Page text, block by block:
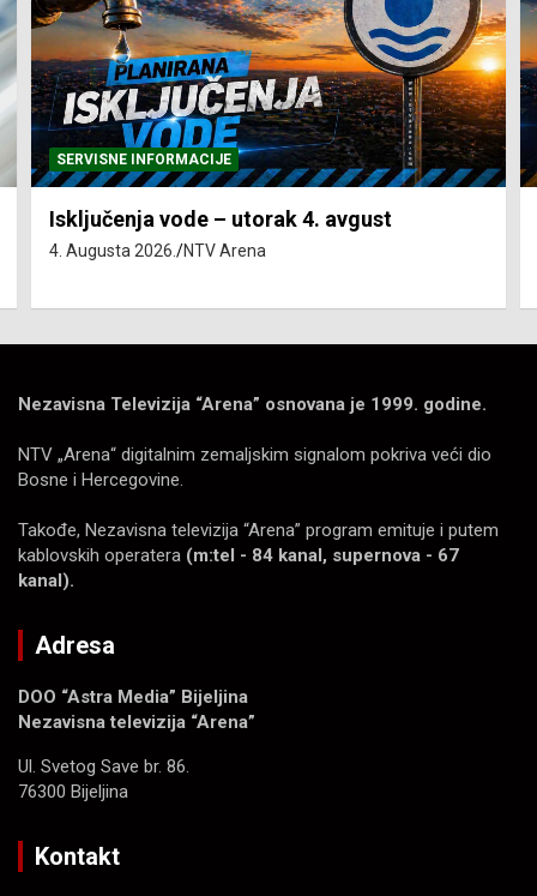
SERVISNE INFORMACIJE
Isključenja vode – utorak 4. avgust
4. Augusta 2026. NTV Arena
Nezavisna Televizija “Arena” osnovana je 1999. godine.
NTV „Arena“ digitalnim zemaljskim signalom pokriva veći dio
Bosne i Hercegovine.
Takođe, Nezavisna televizija “Arena” program emituje i putem
kablovskih operatera (m:tel - 84 kanal, supernova - 67
kanal).
Adresa
DOO “Astra Media” Bijeljina
Nezavisna televizija “Arena”
Ul. Svetog Save br. 86.
76300 Bijeljina
Kontakt